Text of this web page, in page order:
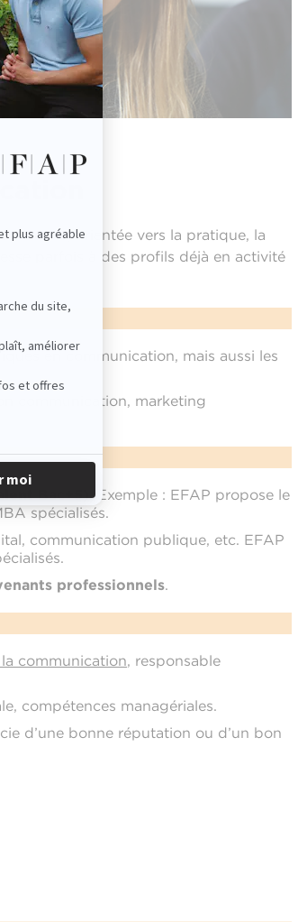
Bac+5, orientée vers la pratique, la
parfois à des profils déjà en activité
en communication, mais aussi les
communication, marketing
Bac+5). Exemple : EFAP propose le
spécialisés.
communication publique, etc. EFAP
professionnels.
communication, responsable
compétences managériales.
d’une bonne réputation ou d’un bon